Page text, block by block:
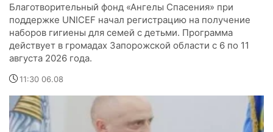
Благотворительный фонд «Ангелы Спасения» при
поддержке UNICEF начал регистрацию на получение
наборов гигиены для семей с детьми. Программа
действует в громадах Запорожской области с 6 по 11
августа 2026 года.
11:30 06.08